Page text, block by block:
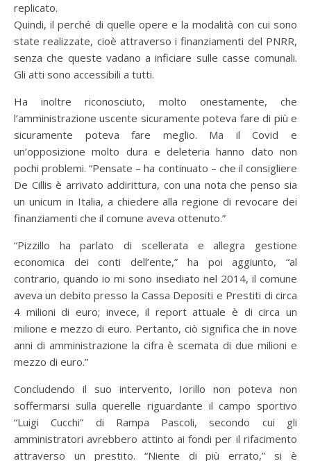
replicato.
Quindi, il perché di quelle opere e la modalità con cui sono
state realizzate, cioè attraverso i finanziamenti del PNRR,
senza che queste vadano a inficiare sulle casse comunali.
Gli atti sono accessibili a tutti.
Ha inoltre riconosciuto, molto onestamente, che
l’amministrazione uscente sicuramente poteva fare di più e
sicuramente poteva fare meglio. Ma il Covid e
un’opposizione molto dura e deleteria hanno dato non
pochi problemi. “Pensate – ha continuato – che il consigliere
De Cillis è arrivato addirittura, con una nota che penso sia
un unicum in Italia, a chiedere alla regione di revocare dei
finanziamenti che il comune aveva ottenuto.”
“Pizzillo ha parlato di scellerata e allegra gestione
economica dei conti dell’ente,” ha poi aggiunto, “al
contrario, quando io mi sono insediato nel 2014, il comune
aveva un debito presso la Cassa Depositi e Prestiti di circa
4 milioni di euro; invece, il report attuale è di circa un
milione e mezzo di euro. Pertanto, ciò significa che in nove
anni di amministrazione la cifra è scemata di due milioni e
mezzo di euro.”
Concludendo il suo intervento, Iorillo non poteva non
soffermarsi sulla querelle riguardante il campo sportivo
“Luigi Cucchi” di Rampa Pascoli, secondo cui gli
amministratori avrebbero attinto ai fondi per il rifacimento
attraverso un prestito. “Niente di più errato,” si è